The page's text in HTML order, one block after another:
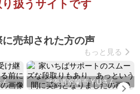
扱うサイトです
売却された方の声
もっと見る
ん 北海道室蘭市 Y.Uさん